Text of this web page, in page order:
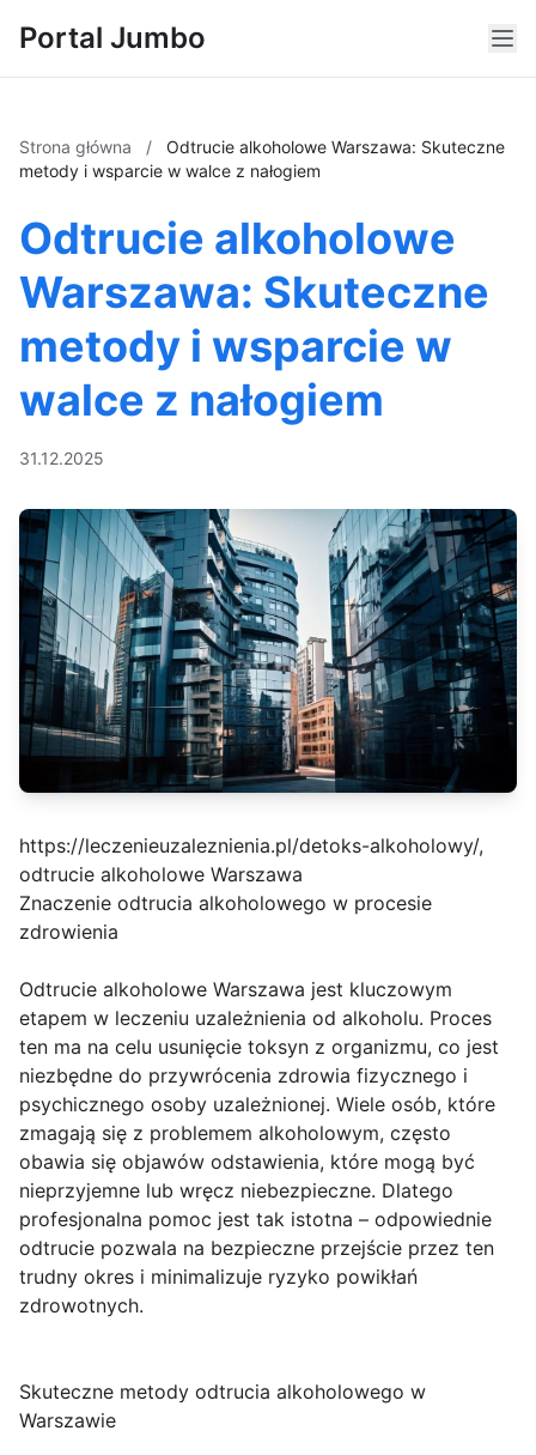
Portal Jumbo
Strona główna /
Odtrucie alkoholowe Warszawa: Skuteczne
metody i wsparcie w walce z nałogiem
Odtrucie alkoholowe
Warszawa: Skuteczne
metody i wsparcie w
walce z nałogiem
31.12.2025
https://leczenieuzaleznienia.pl/detoks-alkoholowy/,
odtrucie alkoholowe Warszawa
Znaczenie odtrucia alkoholowego w procesie
zdrowienia
Odtrucie alkoholowe Warszawa jest kluczowym
etapem w leczeniu uzależnienia od alkoholu. Proces
ten ma na celu usunięcie toksyn z organizmu, co jest
niezbędne do przywrócenia zdrowia fizycznego i
psychicznego osoby uzależnionej. Wiele osób, które
zmagają się z problemem alkoholowym, często
obawia się objawów odstawienia, które mogą być
nieprzyjemne lub wręcz niebezpieczne. Dlatego
profesjonalna pomoc jest tak istotna – odpowiednie
odtrucie pozwala na bezpieczne przejście przez ten
trudny okres i minimalizuje ryzyko powikłań
zdrowotnych.
Skuteczne metody odtrucia alkoholowego w
Warszawie